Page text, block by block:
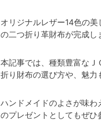
オリジナルレザー14色の
の二つ折り革財布が完成し
本記事では、種類豊富な
折り財布の選び方や、魅力
ハンドメイドのよさが味
のプレゼントとしてもぜひ